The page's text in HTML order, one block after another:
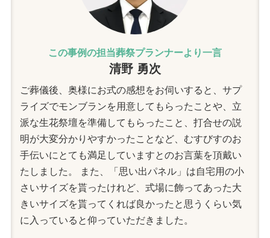
この事例の担当葬祭プランナーより一言
清野 勇次
ご葬儀後、奥様にお式の感想をお伺いすると、サプ
ライズでモンブランを用意してもらったことや、立
派な生花祭壇を準備してもらったこと、打合せの説
明が大変分かりやすかったことなど、むすびすのお
手伝いにとても満足していますとのお言葉を頂戴い
たしました。 また、「思い出パネル」は自宅用の小
さいサイズを貰ったけれど、式場に飾ってあった大
きいサイズを貰ってくれば良かったと思うくらい気
に入っていると仰っていただきました。